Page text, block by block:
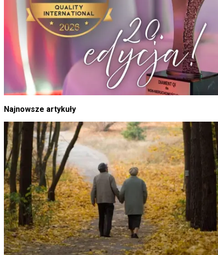
Najnowsze artykuły